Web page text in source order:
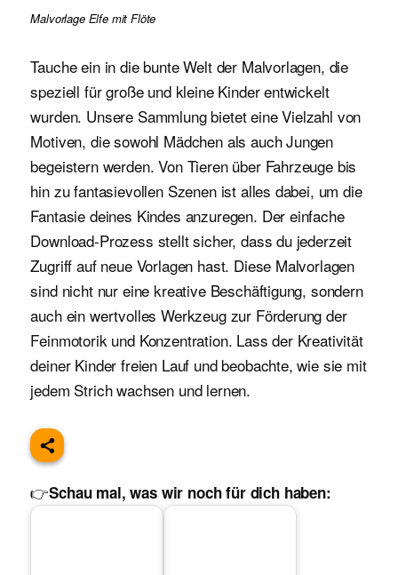
Malvorlage Elfe mit Flöte
Tauche ein in die bunte Welt der Malvorlagen, die
speziell für große und kleine Kinder entwickelt
wurden. Unsere Sammlung bietet eine Vielzahl von
Motiven, die sowohl Mädchen als auch Jungen
begeistern werden. Von Tieren über Fahrzeuge bis
hin zu fantasievollen Szenen ist alles dabei, um die
Fantasie deines Kindes anzuregen. Der einfache
Download-Prozess stellt sicher, dass du jederzeit
Zugriff auf neue Vorlagen hast. Diese Malvorlagen
sind nicht nur eine kreative Beschäftigung, sondern
auch ein wertvolles Werkzeug zur Förderung der
Feinmotorik und Konzentration. Lass der Kreativität
deiner Kinder freien Lauf und beobachte, wie sie mit
jedem Strich wachsen und lernen.
👉Schau mal, was wir noch für dich haben: